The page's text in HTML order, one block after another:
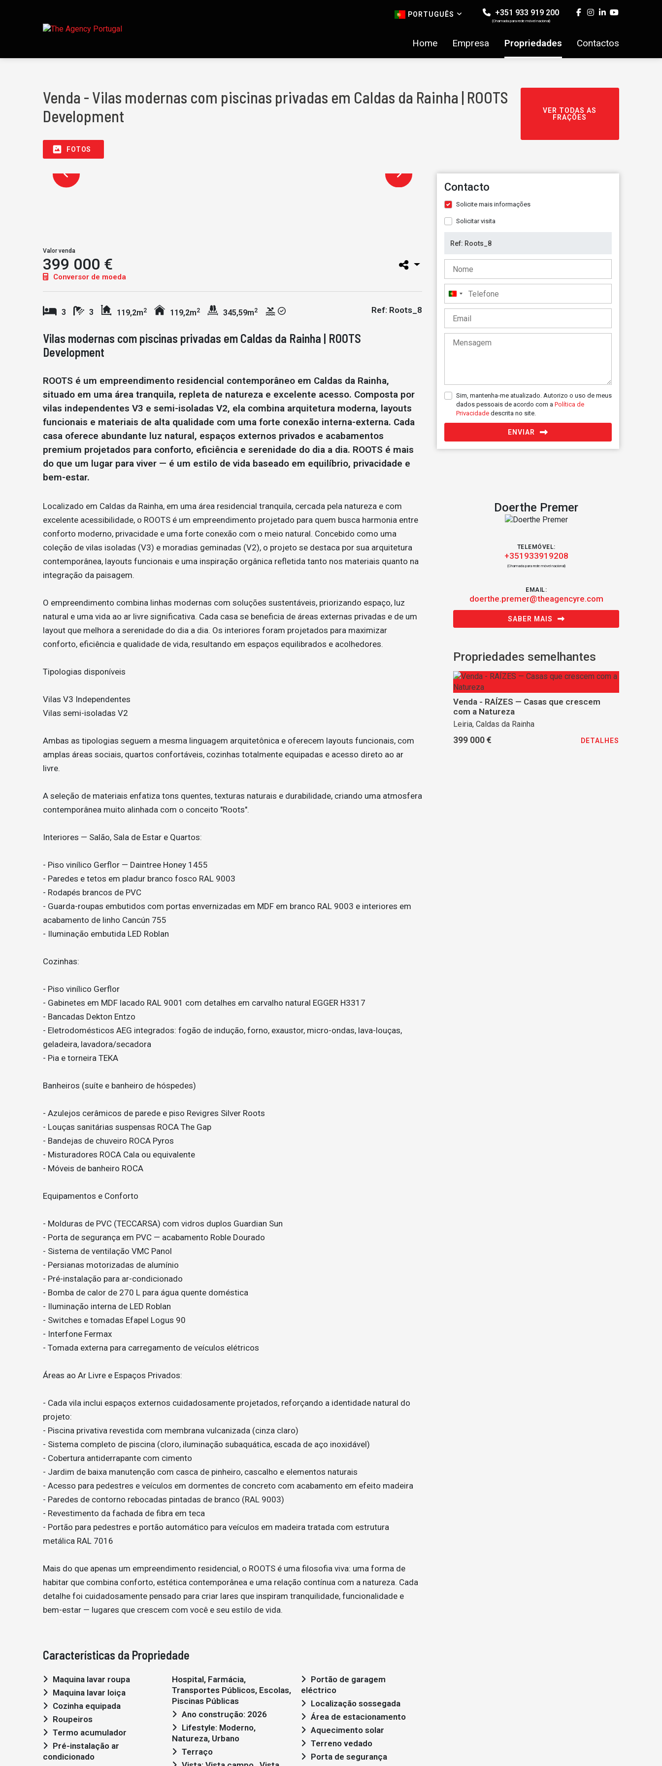
PORTUGUÊS +351 933 919 200
(Chamada para rede móvel nacional)
Home Empresa Propriedades Contactos
Venda - Vilas modernas com piscinas privadas em Caldas da Rainha | ROOTS
Development
VER TODAS AS
FRAÇÕES
FOTOS
Valor venda
399 000 €
Conversor de moeda
3 3 119,2m2 119,2m2 345,59m2 Ref: Roots_8
Vilas modernas com piscinas privadas em Caldas da Rainha | ROOTS
Development
ROOTS é um empreendimento residencial contemporâneo em Caldas da Rainha,
situado em uma área tranquila, repleta de natureza e excelente acesso. Composta por
vilas independentes V3 e semi-isoladas V2, ela combina arquitetura moderna, layouts
funcionais e materiais de alta qualidade com uma forte conexão interna-externa. Cada
casa oferece abundante luz natural, espaços externos privados e acabamentos
premium projetados para conforto, eficiência e serenidade do dia a dia. ROOTS é mais
do que um lugar para viver — é um estilo de vida baseado em equilíbrio, privacidade e
bem-estar.
Localizado em Caldas da Rainha, em uma área residencial tranquila, cercada pela natureza e com
excelente acessibilidade, o ROOTS é um empreendimento projetado para quem busca harmonia entre
conforto moderno, privacidade e uma forte conexão com o meio natural. Concebido como uma
coleção de vilas isoladas (V3) e moradias geminadas (V2), o projeto se destaca por sua arquitetura
contemporânea, layouts funcionais e uma inspiração orgânica refletida tanto nos materiais quanto na
integração da paisagem.
O empreendimento combina linhas modernas com soluções sustentáveis, priorizando espaço, luz
natural e uma vida ao ar livre significativa. Cada casa se beneficia de áreas externas privadas e de um
layout que melhora a serenidade do dia a dia. Os interiores foram projetados para maximizar
conforto, eficiência e qualidade de vida, resultando em espaços equilibrados e acolhedores.
Tipologias disponíveis
Vilas V3 Independentes
Vilas semi-isoladas V2
Ambas as tipologias seguem a mesma linguagem arquitetônica e oferecem layouts funcionais, com
amplas áreas sociais, quartos confortáveis, cozinhas totalmente equipadas e acesso direto ao ar
livre.
A seleção de materiais enfatiza tons quentes, texturas naturais e durabilidade, criando uma atmosfera
contemporânea muito alinhada com o conceito "Roots".
Interiores — Salão, Sala de Estar e Quartos:
- Piso vinílico Gerflor — Daintree Honey 1455
- Paredes e tetos em pladur branco fosco RAL 9003
- Rodapés brancos de PVC
- Guarda-roupas embutidos com portas envernizadas em MDF em branco RAL 9003 e interiores em
acabamento de linho Cancún 755
- Iluminação embutida LED Roblan
Cozinhas:
- Piso vinílico Gerflor
- Gabinetes em MDF lacado RAL 9001 com detalhes em carvalho natural EGGER H3317
- Bancadas Dekton Entzo
- Eletrodomésticos AEG integrados: fogão de indução, forno, exaustor, micro-ondas, lava-louças,
geladeira, lavadora/secadora
- Pia e torneira TEKA
Banheiros (suíte e banheiro de hóspedes)
- Azulejos cerâmicos de parede e piso Revigres Silver Roots
- Louças sanitárias suspensas ROCA The Gap
- Bandejas de chuveiro ROCA Pyros
- Misturadores ROCA Cala ou equivalente
- Móveis de banheiro ROCA
Equipamentos e Conforto
- Molduras de PVC (TECCARSA) com vidros duplos Guardian Sun
- Porta de segurança em PVC — acabamento Roble Dourado
- Sistema de ventilação VMC Panol
- Persianas motorizadas de alumínio
- Pré-instalação para ar-condicionado
- Bomba de calor de 270 L para água quente doméstica
- Iluminação interna de LED Roblan
- Switches e tomadas Efapel Logus 90
- Interfone Fermax
- Tomada externa para carregamento de veículos elétricos
Áreas ao Ar Livre e Espaços Privados:
- Cada vila inclui espaços externos cuidadosamente projetados, reforçando a identidade natural do
projeto:
- Piscina privativa revestida com membrana vulcanizada (cinza claro)
- Sistema completo de piscina (cloro, iluminação subaquática, escada de aço inoxidável)
- Cobertura antiderrapante com cimento
- Jardim de baixa manutenção com casca de pinheiro, cascalho e elementos naturais
- Acesso para pedestres e veículos em dormentes de concreto com acabamento em efeito madeira
- Paredes de contorno rebocadas pintadas de branco (RAL 9003)
- Revestimento da fachada de fibra em teca
- Portão para pedestres e portão automático para veículos em madeira tratada com estrutura
metálica RAL 7016
Mais do que apenas um empreendimento residencial, o ROOTS é uma filosofia viva: uma forma de
habitar que combina conforto, estética contemporânea e uma relação contínua com a natureza. Cada
detalhe foi cuidadosamente pensado para criar lares que inspiram tranquilidade, funcionalidade e
bem-estar — lugares que crescem com você e seu estilo de vida.
Características da Propriedade
Maquina lavar roupa
Maquina lavar loiça
Cozinha equipada
Roupeiros
Termo acumulador
condicionado
Hospital, Farmácia,
Transportes Públicos, Escolas,
Piscinas Públicas
Ano construção: 2026
Natureza, Urbano
Terraço
eléctrico
Localização sossegada
Área de estacionamento
Aquecimento solar
Terreno vedado
Porta de segurança
Contacto
Solicite mais informações
Solicitar visita
Portugal
+351
Sim, mantenha-me atualizado. Autorizo o uso de meus
dados pessoais de acordo com a Política de
Privacidade descrita no site.
ENVIAR
Doerthe Premer
TELEMÓVEL:
+351933919208
(Chamada para rede móvel nacional)
EMAIL:
doerthe.premer@theagencyre.com
SABER MAIS
Propriedades semelhantes
Venda - RAÍZES — Casas que crescem
com a Natureza
Leiria, Caldas da Rainha
399 000 € DETALHES